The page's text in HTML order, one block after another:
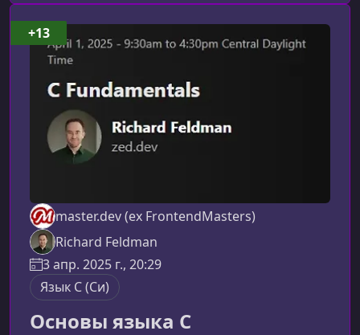
системное программирование и понять
реальные механизмы работы языков со
строгой типизацией.Что вы узнаете в ходе
обученияКурс помогает сформировать
целостное понимание со
master.dev (ex FrontendMasters)
Richard Feldman
3 апр. 2025 г., 20:29
Язык C (Си)
Основы языка C
+13